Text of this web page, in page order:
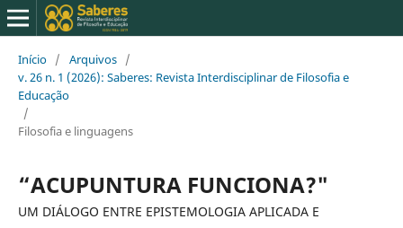
Início / Arquivos /
v. 26 n. 1 (2026): Saberes: Revista Interdisciplinar de Filosofia e
Educação
/
Filosofia e linguagens
“ACUPUNTURA FUNCIONA?"
UM DIÁLOGO ENTRE EPISTEMOLOGIA APLICADA E